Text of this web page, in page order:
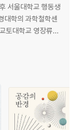
서울대학교 행동생
대학의 과학철학센
. 박사 학위는 융
른바 ‘이보디보E
윈의 『울트라 소